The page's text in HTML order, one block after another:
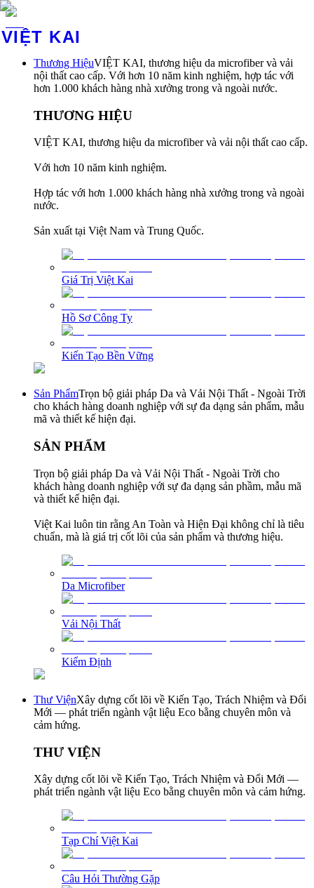
VIỆT KAI
Thương HiệuVIỆT KAI, thương hiệu da microfiber và vải
nội thất cao cấp. Với hơn 10 năm kinh nghiệm, hợp tác với
hơn 1.000 khách hàng nhà xưởng trong và ngoài nước.
THƯƠNG HIỆU
VIỆT KAI, thương hiệu da microfiber và vải nội thất cao cấp.
Với hơn 10 năm kinh nghiệm.
Hợp tác với hơn 1.000 khách hàng nhà xưởng trong và ngoài
nước.
Sản xuất tại Việt Nam và Trung Quốc.
Giá Trị Việt Kai
Hồ Sơ Công Ty
Kiến Tạo Bền Vững
Sản PhẩmTrọn bộ giải pháp Da và Vải Nội Thất - Ngoài Trời
cho khách hàng doanh nghiệp với sự đa dạng sản phẩm, mẫu
mã và thiết kế hiện đại.
SẢN PHẨM
Trọn bộ giải pháp Da và Vải Nội Thất - Ngoài Trời cho
khách hàng doanh nghiệp với sự đa dạng sản phầm, mẫu mã
và thiết kế hiện đại.
Việt Kai luôn tin rằng An Toàn và Hiện Đại không chỉ là tiêu
chuẩn, mà là giá trị cốt lõi của sản phẩm và thương hiệu.
Da Microfiber
Vải Nội Thất
Kiểm Định
Thư ViệnXây dựng cốt lõi về Kiến Tạo, Trách Nhiệm và Đổi
Mới — phát triển ngành vật liệu Eco bằng chuyên môn và
cảm hứng.
THƯ VIỆN
Xây dựng cốt lõi về Kiến Tạo, Trách Nhiệm và Đổi Mới —
phát triển ngành vật liệu Eco bằng chuyên môn và cảm hứng.
Tạp Chí Việt Kai
Câu Hỏi Thường Gặp